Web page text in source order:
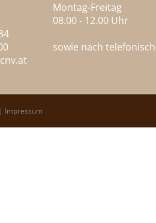
cnv.at
Montag-Freitag
08.00 - 12.00 Uhr
sowie nach
Impressum